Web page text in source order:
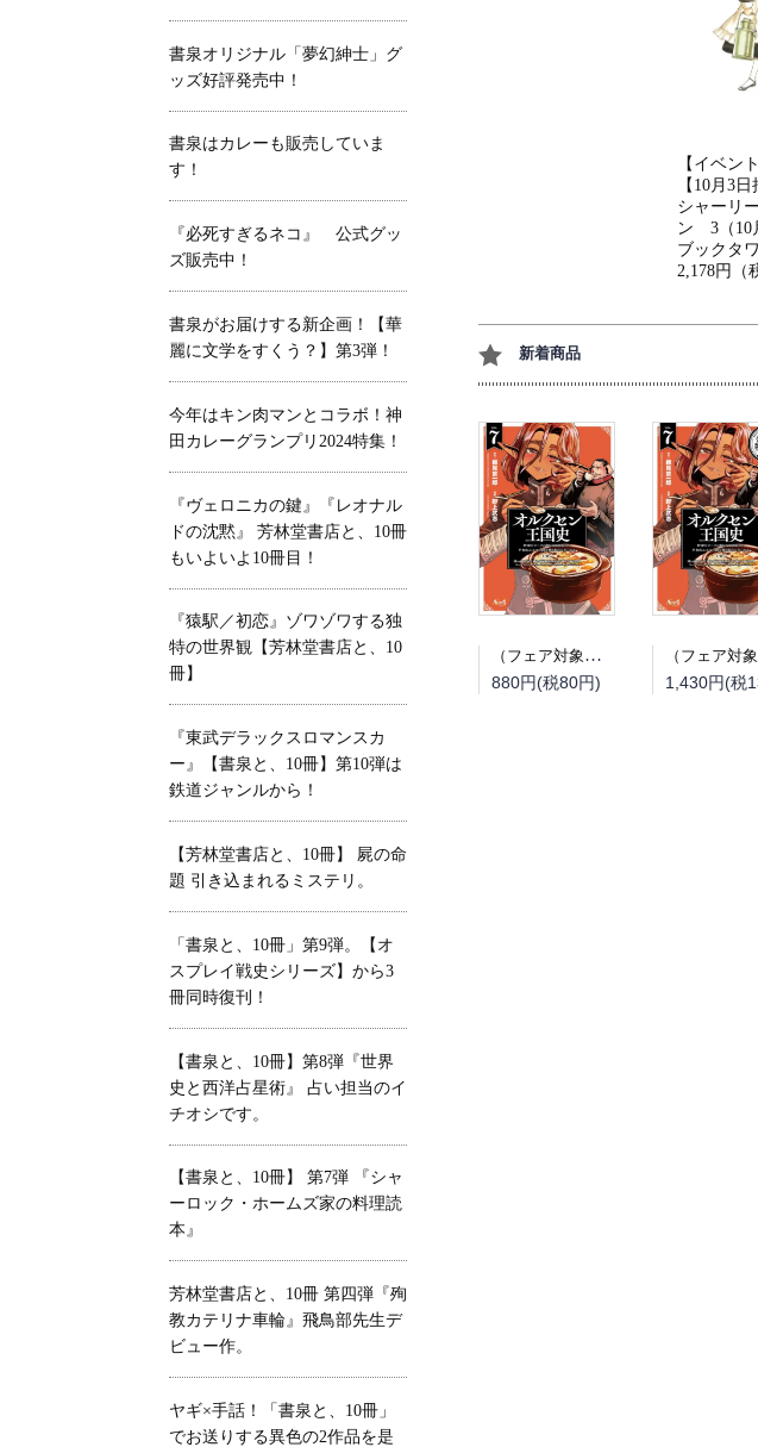
【イベン
【10月3日
シャーリ
ン 3（10
ブックタ
2,178円（
新着商品
（フェア対象商品）【予約】【特典付き】オルクセン王国史~野蛮なオークの国は、如何にして平和なエルフの国を焼き払うに至ったか~ 7（08/25頃発送予定）
880円(税80円)
書泉オリジナル「夢幻紳士」グ
ッズ好評発売中！
書泉はカレーも販売していま
す！
『必死すぎるネコ』 公式グッ
ズ販売中！
書泉がお届けする新企画！【華
麗に文学をすくう？】第3弾！
今年はキン肉マンとコラボ！神
田カレーグランプリ2024特集！
『ヴェロニカの鍵』『レオナル
ドの沈黙』 芳林堂書店と、10冊
もいよいよ10冊目！
『猿駅／初恋』ゾワゾワする独
特の世界観【芳林堂書店と、10
冊】
『東武デラックスロマンスカ
ー』【書泉と、10冊】第10弾は
鉄道ジャンルから！
【芳林堂書店と、10冊】 屍の命
題 引き込まれるミステリ。
「書泉と、10冊」第9弾。【オ
スプレイ戦史シリーズ】から3
冊同時復刊！
【書泉と、10冊】第8弾『世界
史と西洋占星術』 占い担当のイ
チオシです。
【書泉と、10冊】 第7弾 『シャ
ーロック・ホームズ家の料理読
本』
芳林堂書店と、10冊 第四弾『殉
教カテリナ車輪』飛鳥部先生デ
ビュー作。
ヤギ×手話！「書泉と、10冊」
でお送りする異色の2作品を是